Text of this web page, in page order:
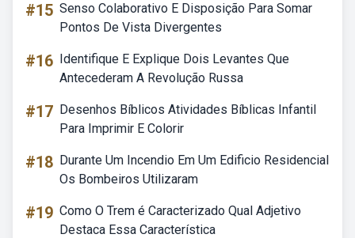
#15 Senso Colaborativo E Disposição Para Somar
Pontos De Vista Divergentes
#16 Identifique E Explique Dois Levantes Que
Antecederam A Revolução Russa
#17 Desenhos Bíblicos Atividades Bíblicas Infantil
Para Imprimir E Colorir
#18 Durante Um Incendio Em Um Edificio Residencial
Os Bombeiros Utilizaram
#19 Como O Trem é Caracterizado Qual Adjetivo
Destaca Essa Característica